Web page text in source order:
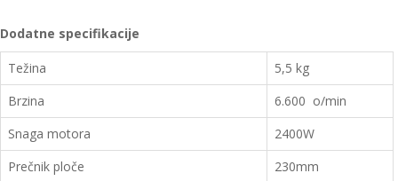
Dodatne specifikacije
Težina
5,5 kg
Brzina
6.600 o/min
Snaga motora
2400W
Prečnik ploče
230mm